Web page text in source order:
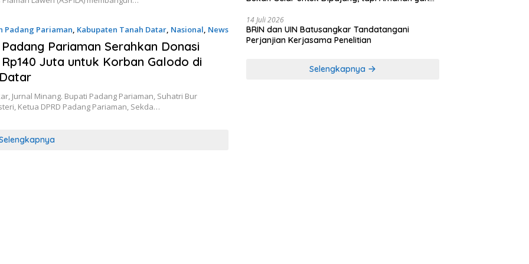
Padang Pariaman, Kabupaten Tanah Datar, Nasional, News
Pariaman Serahkan Donasi
Rp140 Juta untuk Korban Galodo di
Jurnal Minang. Bupati Padang Pariaman, Suhatri Bur
Ketua DPRD Padang Pariaman, Sekda…
14 Juli 2026
BRIN dan UIN Batusangkar Tandatangani
Perjanjian Kerjasama Penelitian
Selengkapnya